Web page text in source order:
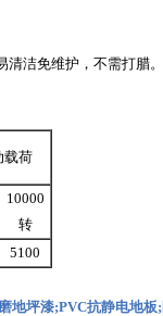
洁免维护，不需打腊。
载荷
10000
转
5100
地坪漆;PVC抗静电地板;